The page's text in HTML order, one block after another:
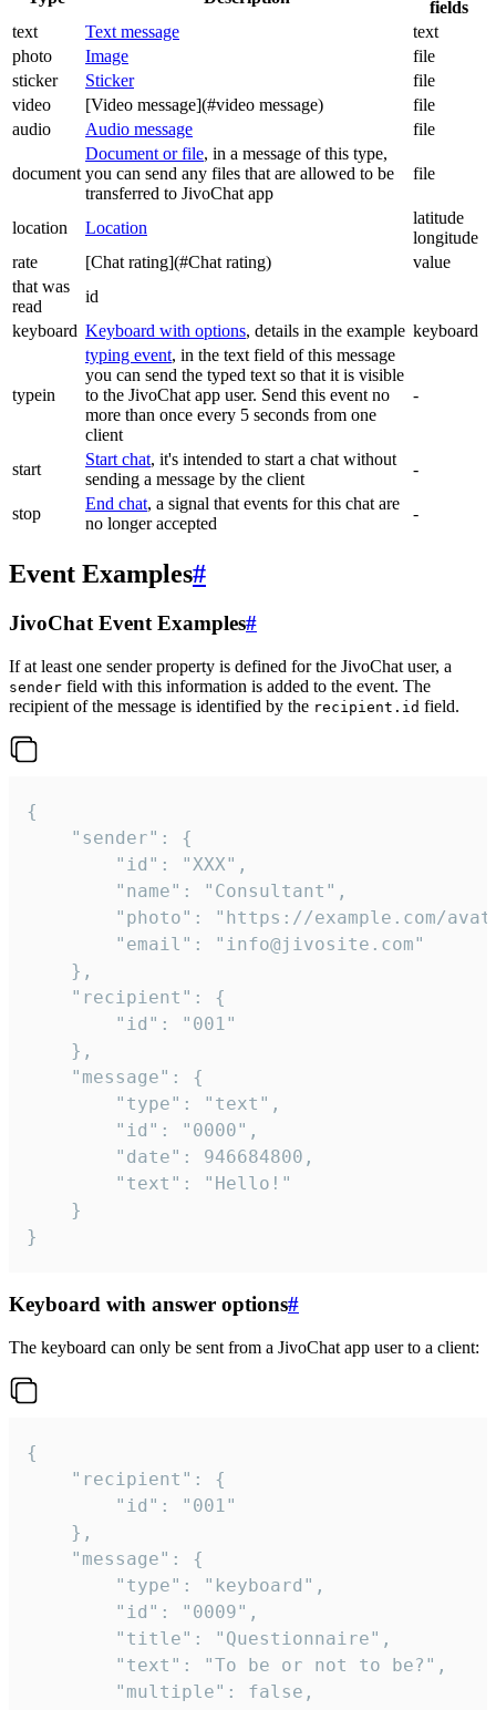
fields
text
Text message
text
photo
Image
file
sticker
Sticker
file
video
[Video message](#video message)
file
audio
Audio message file
document
Document or file, in a message of this type,
you can send any files that are allowed to be
transferred to JivoChat app
file
location Location
latitude
longitude
rate
[Chat rating](#Chat rating)
value
that was
read
id
keyboard Keyboard with options, details in the example keyboard
typein
typing event, in the text field of this message
you can send the typed text so that it is visible
to the JivoChat app user. Send this event no
more than once every 5 seconds from one
client
-
start
Start chat, it's intended to start a chat without
sending a message by the client
-
stop
End chat, a signal that events for this chat are
no longer accepted
-
Event Examples#
JivoChat Event Examples#
If at least one sender property is defined for the JivoChat user, a
sender field with this information is added to the event. The
recipient of the message is identified by the recipient.id field.
{
}
Keyboard with answer options#
The keyboard can only be sent from a JivoChat app user to a client:
{